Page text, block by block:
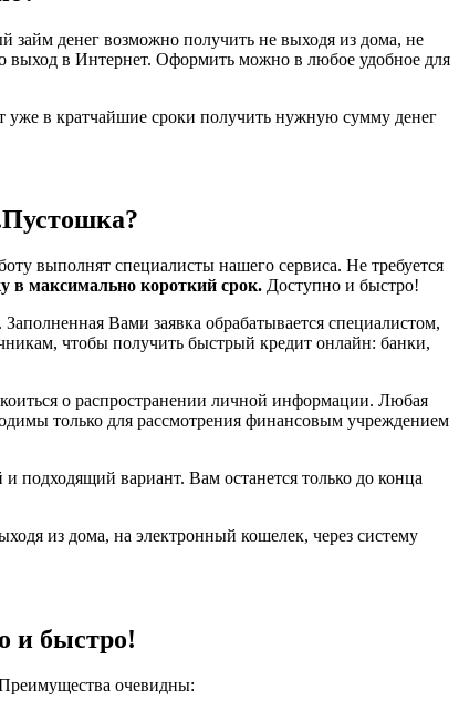
денег возможно получить не выходя из дома, не
выход в Интернет. Оформить можно в любое удобное для
в кратчайшие сроки получить нужную сумму денег
выполнят специалисты нашего сервиса. Не требуется
в максимально короткий срок. Доступно и быстро!
Вами заявка обрабатывается специалистом,
чтобы получить быстрый кредит онлайн: банки,
о распространении личной информации. Любая
только для рассмотрения финансовым учреждением
подходящий вариант. Вам останется только до конца
из дома, на электронный кошелек, через систему
и быстро!
очевидны: